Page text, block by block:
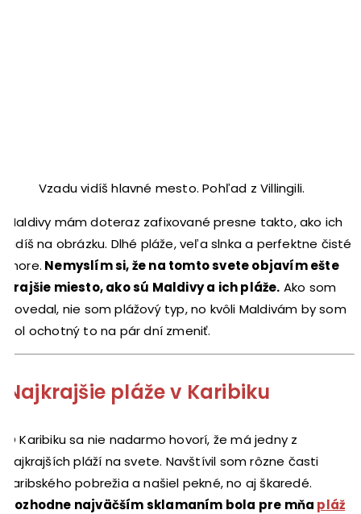
Vzadu vidíš hlavné mesto. Pohľad z Villingili.
Maldivy mám doteraz zafixované presne takto, ako ich
vidíš na obrázku. Dlhé pláže, veľa slnka a perfektne čisté
more. Nemyslím si, že na tomto svete objavím ešte
krajšie miesto, ako sú Maldivy a ich pláže. Ako som
povedal, nie som plážový typ, no kvôli Maldivám by som
bol ochotný to na pár dní zmeniť.
Najkrajšie pláže v Karibiku
O Karibiku sa nie nadarmo hovorí, že má jedny z
najkrajších pláží na svete. Navštívil som rôzne časti
karibského pobrežia a našiel pekné, no aj škaredé.
Rozhodne najväčším sklamaním bola pre mňa pláž